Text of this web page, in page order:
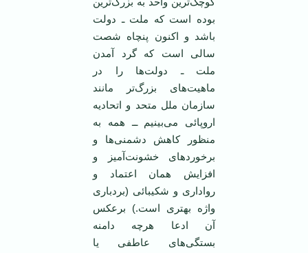
بوده است که ملت ـ دولت
باشد و اکنون پنچاه شصت
سالی است که گرد آمدن
ملت ـ دولت‌ها را در
ماهیت‌های بزرگ‌تر مانند
سازمان ملل متحد و اتحادیه
اروپائی می‌بینیم ــ همه به
منظور کاهش دشمنی‌ها و
برخوردهای خشونت‌آمیز و
افزایش همان اعتماد و
رواداری و شکیبائی (بردباری
واژه بهتری است.) برعکس
آن ادعا هرچه دامنه
بستگی‌های عاطفی یا